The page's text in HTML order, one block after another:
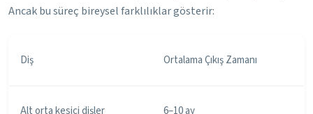
Ancak bu süreç bireysel farklılıklar gösterir:
Diş Ortalama Çıkış Zamanı
Alt orta kesici dişler 6–10 ay